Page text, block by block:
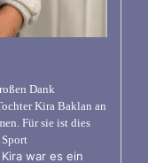
Dank
Kira Baklan an
Für sie ist dies
war es ein